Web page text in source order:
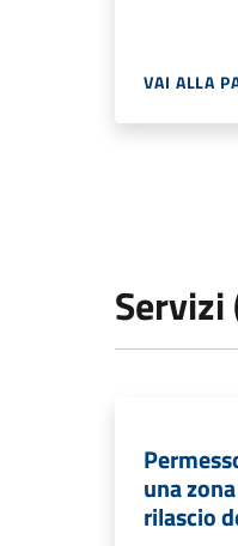
VAI ALLA
Servizi
una
rilascio